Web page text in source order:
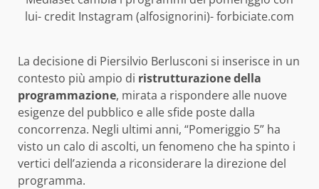
lui- credit Instagram (alfosignorini)- forbiciate.com
La decisione di Piersilvio Berlusconi si inserisce in un
contesto più ampio di ristrutturazione della
programmazione, mirata a rispondere alle nuove
esigenze del pubblico e alle sfide poste dalla
concorrenza. Negli ultimi anni, “Pomeriggio 5” ha
visto un calo di ascolti, un fenomeno che ha spinto i
vertici dell’azienda a riconsiderare la direzione del
programma.